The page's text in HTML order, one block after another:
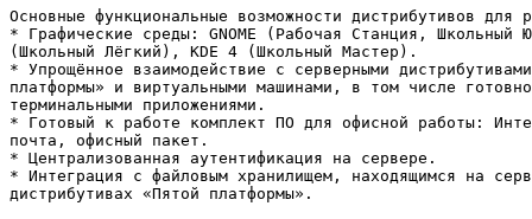
Основные функциональные возможности дистрибутивов для
* Графические среды: GNOME (Рабочая Станция, Школьный
(Школьный Лёгкий), KDE 4 (Школьный Мастер).
* Упрощённое взаимодействие с серверными
платформы» и виртуальными машинами, в том числе
терминальными приложениями.
* Готовый к работе комплект ПО для офисной работы:
почта, офисный пакет.
* Централизованная аутентификация на сервере.
* Интеграция с файловым хранилищем, находящимся на
дистрибутивах «Пятой платформы».